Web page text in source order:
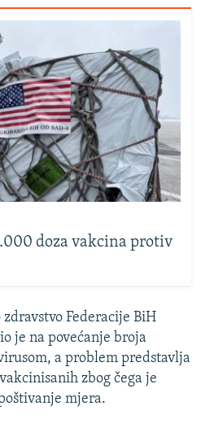
doza vakcina protiv
Federacije BiH
je na povećanje broja
a problem predstavlja
zbog čega je
mjera.